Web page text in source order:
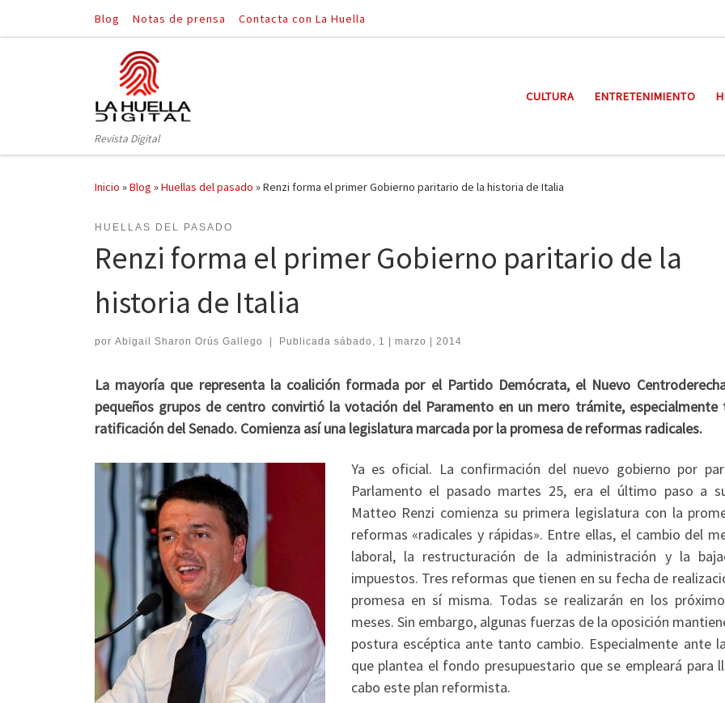
Saltar al contenido
Blog Notas de prensa Contacta con La Huella
Revista Digital
CULTURA ENTRETENIMIENTO
Inicio »Blog »Huellas del pasado »Renzi forma el primer Gobierno paritario de la historia de Italia
HUELLAS DEL PASADO
Renzi forma el primer Gobierno paritario de la
historia de Italia
por Abigail Sharon Orús Gallego Publicada sábado, 1 | marzo | 2014
La mayoría que representa la coalición formada por el Partido Demócrata, el Nuevo
pequeños grupos de centro convirtió la votación del Paramento en un mero trámite, especialmente
ratificación del Senado. Comienza así una legislatura marcada por la promesa de reformas radicales.
Ya es oficial. La confirmación del nuevo gobierno por
Parlamento el pasado martes 25, era el último paso a
Matteo Renzi comienza su primera legislatura con la
reformas «radicales y rápidas». Entre ellas, el cambio del
laboral, la restructuración de la administración y la
impuestos. Tres reformas que tienen en su fecha de
promesa en sí misma. Todas se realizarán en los
meses. Sin embargo, algunas fuerzas de la oposición
postura escéptica ante tanto cambio. Especialmente ante
que plantea el fondo presupuestario que se empleará para
cabo este plan reformista.